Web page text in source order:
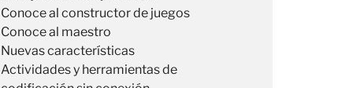
Conoce al constructor de juegos
Conoce al maestro
Nuevas características
Actividades y herramientas de